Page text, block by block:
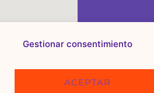
Gestionar consentimiento
ACEPTAR